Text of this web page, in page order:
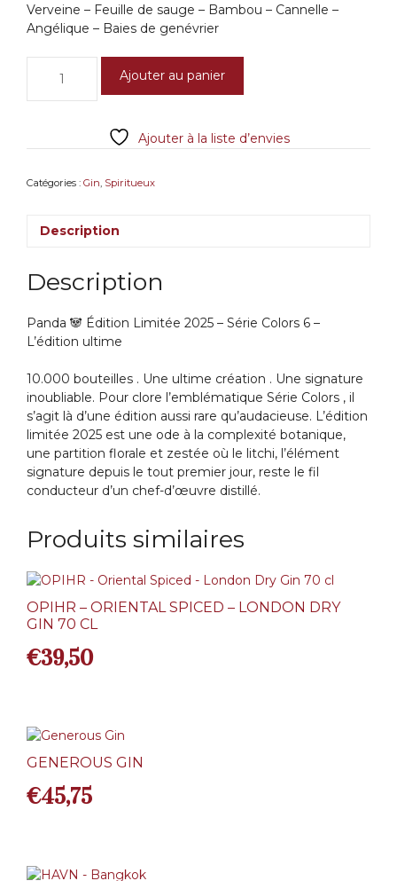
Verveine – Feuille de sauge – Bambou – Cannelle –
Angélique – Baies de genévrier
Panda
2025
Colors
Ajouter au panier
Ajouter à la liste d’envies
Catégories : Gin, Spiritueux
Description
Description
Panda 🐼 Édition Limitée 2025 – Série Colors 6 –
L’édition ultime
10.000 bouteilles . Une ultime création . Une signature
inoubliable. Pour clore l’emblématique Série Colors , il
s’agit là d’une édition aussi rare qu’audacieuse. L’édition
limitée 2025 est une ode à la complexité botanique,
une partition florale et zestée où le litchi, l’élément
signature depuis le tout premier jour, reste le fil
conducteur d’un chef-d’œuvre distillé.
Produits similaires
OPIHR – ORIENTAL SPICED – LONDON DRY
GIN 70 CL
€39,50
GENEROUS GIN
€45,75